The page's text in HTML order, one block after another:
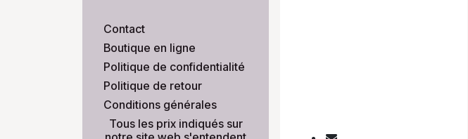
Contact
Boutique en ligne
Politique de confidentialité
Politique de retour
Conditions générales
​Tous les prix indiqués sur